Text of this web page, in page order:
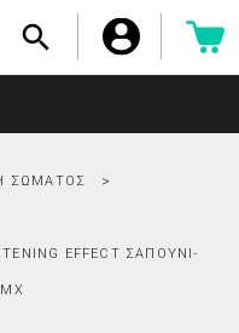

ΣΏΜΑΤΟΣ
EFFECT ΣΑΠΟΎΝΙ-